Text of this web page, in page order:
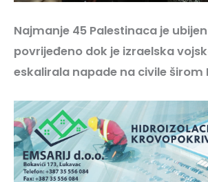
Najmanje 45 Palestinaca je
povrijeđeno dok je izraelska
eskalirala napade na civile širom